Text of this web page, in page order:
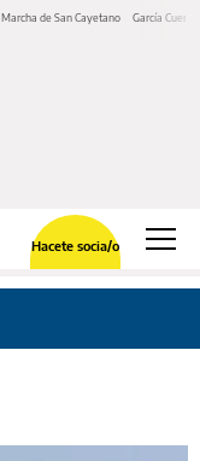
Marcha de San Cayetano García Cuerva
Hacete socia/o